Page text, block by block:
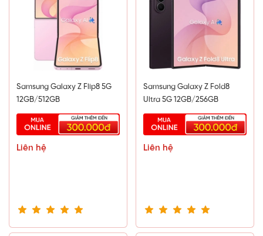
Samsung Galaxy Z Flip8 5G
12GB/512GB
Liên hệ
Samsung Galaxy Z Fold8
Ultra 5G 12GB/256GB
Liên hệ